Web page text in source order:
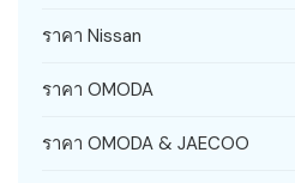
ราคา Nissan
ราคา OMODA
ราคา OMODA & JAECOO